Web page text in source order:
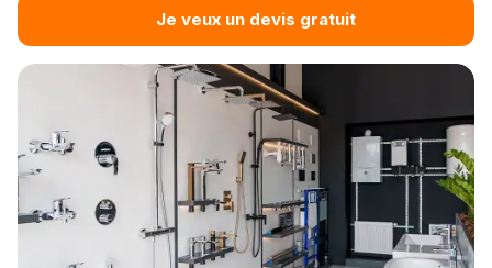
Je veux un devis gratuit